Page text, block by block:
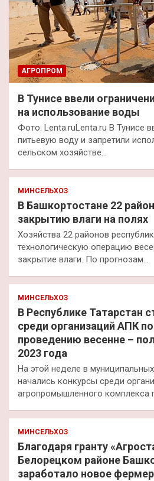
АГРОПРОМ
В Тунисе ввели
на использование воды
Фото: Lenta.ruLenta.ru В Тунисе
питьевую воду и запретили
сельском хозяйстве…
МИНСЕЛЬХОЗ
В Башкортостане 22
закрытию влаги на полях
Хозяйства 22 районов
технологическую операцию
закрытие влаги. По прогнозам…
МИНСЕЛЬХОЗ
В Республике Татарстан
среди организаций АПК
проведению весенне –
2023 года
На этой неделе в
начались конкурсы среди
агропромышленного комплекса
МИНСЕЛЬХОЗ
Благодаря гранту
Белорецком районе
заработало новое